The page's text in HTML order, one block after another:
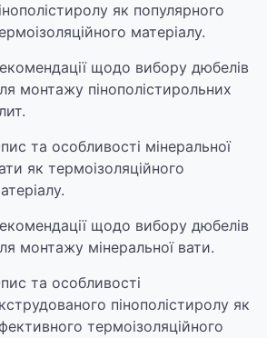
як популярного
матеріалу.
щодо вибору дюбелів
монтажу пінополістирольних
та особливості мінеральної
як термоізоляційного
щодо вибору дюбелів
монтажу мінеральної вати.
та особливості
пінополістиролу як
термоізоляційного